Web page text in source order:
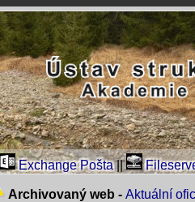
Exchange Pošta ||
Archivovaný web - Aktuální